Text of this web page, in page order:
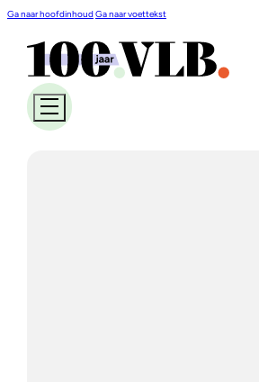
Ga naar hoofdinhoudGa naar voettekst